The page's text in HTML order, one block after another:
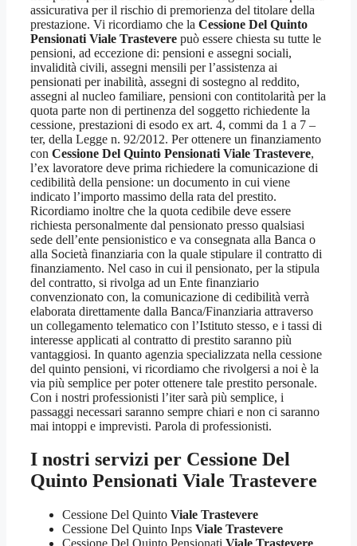
assicurativa per il rischio di premorienza del titolare della
prestazione. Vi ricordiamo che la Cessione Del Quinto
Pensionati Viale Trastevere può essere chiesta su tutte le
pensioni, ad eccezione di: pensioni e assegni sociali,
invalidità civili, assegni mensili per l’assistenza ai
pensionati per inabilità, assegni di sostegno al reddito,
assegni al nucleo familiare, pensioni con contitolarità per la
quota parte non di pertinenza del soggetto richiedente la
cessione, prestazioni di esodo ex art. 4, commi da 1 a 7 –
ter, della Legge n. 92/2012. Per ottenere un finanziamento
con Cessione Del Quinto Pensionati Viale Trastevere,
l’ex lavoratore deve prima richiedere la comunicazione di
cedibilità della pensione: un documento in cui viene
indicato l’importo massimo della rata del prestito.
Ricordiamo inoltre che la quota cedibile deve essere
richiesta personalmente dal pensionato presso qualsiasi
sede dell’ente pensionistico e va consegnata alla Banca o
alla Società finanziaria con la quale stipulare il contratto di
finanziamento. Nel caso in cui il pensionato, per la stipula
del contratto, si rivolga ad un Ente finanziario
convenzionato con, la comunicazione di cedibilità verrà
elaborata direttamente dalla Banca/Finanziaria attraverso
un collegamento telematico con l’Istituto stesso, e i tassi di
interesse applicati al contratto di prestito saranno più
vantaggiosi. In quanto agenzia specializzata nella cessione
del quinto pensioni, vi ricordiamo che rivolgersi a noi è la
via più semplice per poter ottenere tale prestito personale.
Con i nostri professionisti l’iter sarà più semplice, i
passaggi necessari saranno sempre chiari e non ci saranno
mai intoppi e imprevisti. Parola di professionisti.
I nostri servizi per Cessione Del
Quinto Pensionati Viale Trastevere
Cessione Del Quinto Viale Trastevere
Cessione Del Quinto Inps Viale Trastevere